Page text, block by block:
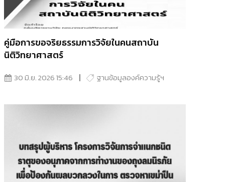
คู่มือการขอจริยธรรมการวิจัยในคนสถาบัน
นิติวิทยาศาสตร์
30 มิ.ย. 2026 15:46 ฐานข้อมูลองค์ความรู้ฯ